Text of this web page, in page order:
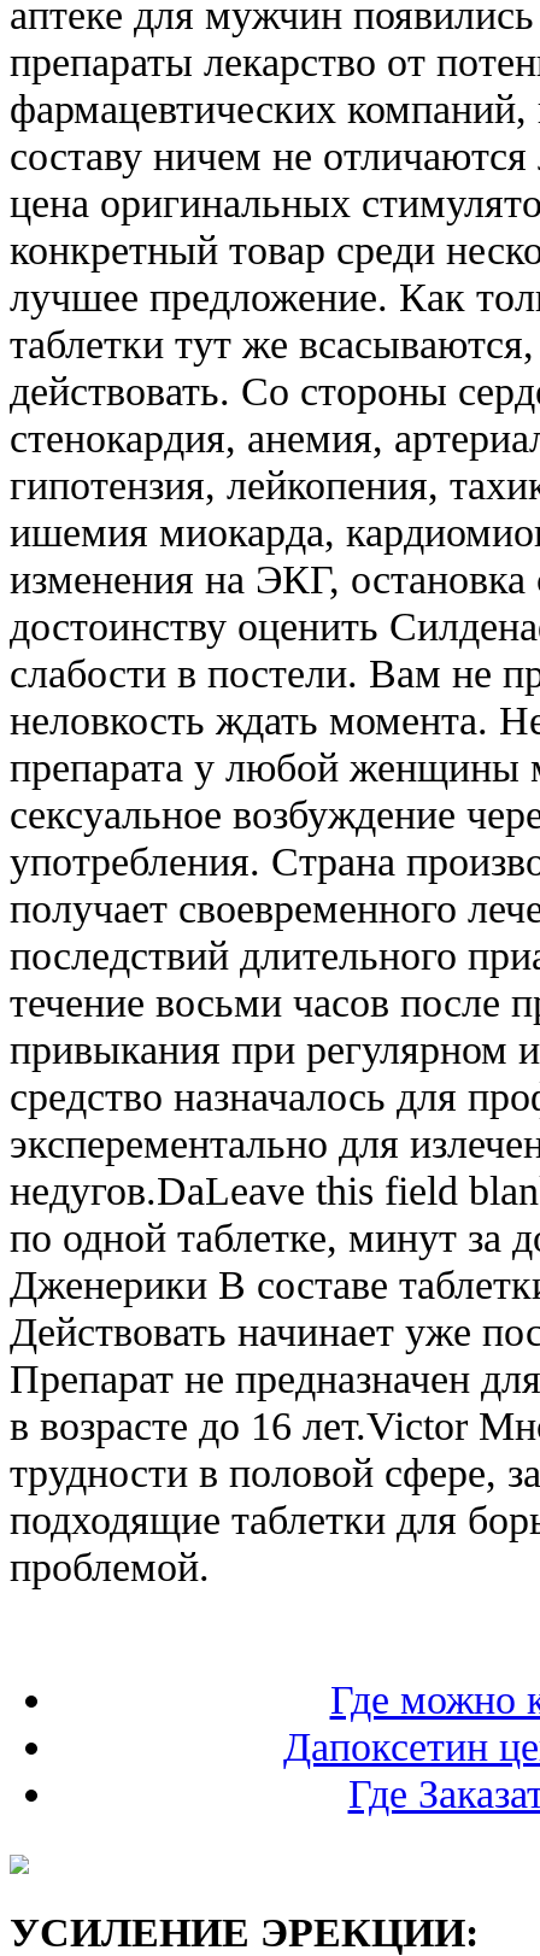
аптеке для мужчин
препараты лекарство от
фармацевтических
составу ничем не
цена оригинальных
конкретный товар среди
лучшее предложение. Как
таблетки тут же
действовать. Со стороны
стенокардия, анемия,
гипотензия, лейкопения,
ишемия миокарда,
изменения на ЭКГ,
достоинству оценить
слабости в постели. Вам не
неловкость ждать момента.
препарата у любой женщины
сексуальное возбуждение
употребления. Страна
получает своевременного
последствий длительного
течение восьми часов после
привыкания при регулярном
средство назначалось для
эксперементально для
недугов.DaLeave this field
по одной таблетке, минут за
Дженерики В составе
Действовать начинает уже
Препарат не предназначен
в возрасте до 16 лет.Victor
трудности в половой сфере,
подходящие таблетки для
проблемой.
Где можно
Дапоксетин
Где
УСИЛЕНИЕ ЭРЕКЦИИ: